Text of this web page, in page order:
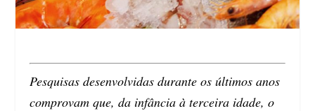
Pesquisas desenvolvidas durante os últimos anos
comprovam que, da infância à terceira idade, o